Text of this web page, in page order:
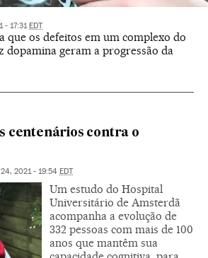
- 17:31 EDT
que os defeitos em um complexo do
dopamina geram a progressão da
centenários contra o
2021 - 19:54 EDT
Um estudo do Hospital
Universitário de Amsterdã
acompanha a evolução de
332 pessoas com mais de 100
anos que mantêm sua